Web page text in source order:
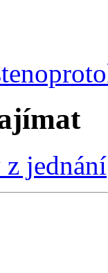
jednání